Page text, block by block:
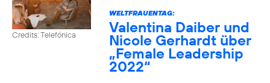
Credits: Telefónica
WELTFRAUENTAG:
Valentina Daiber und
Nicole Gerhardt über
„Female Leadership
2022“